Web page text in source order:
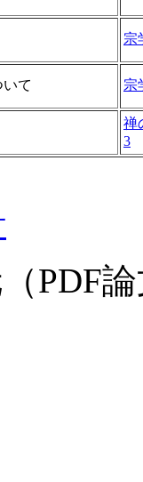
宗
て 宗
禅
3
PDF